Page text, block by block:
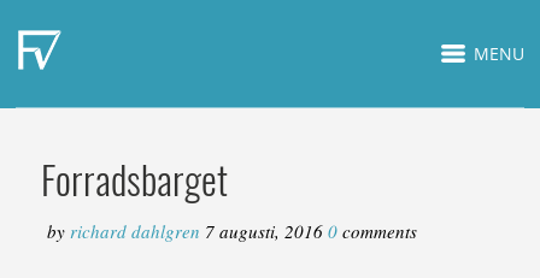
MENU
Forradsbarget
byrichard dahlgren 7 augusti, 2016 0comments